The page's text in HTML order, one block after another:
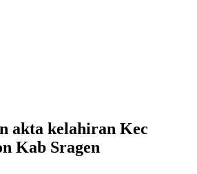
akta kelahiran Kec
Kab Sragen